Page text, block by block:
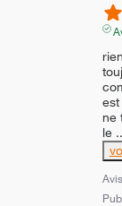
ne
le